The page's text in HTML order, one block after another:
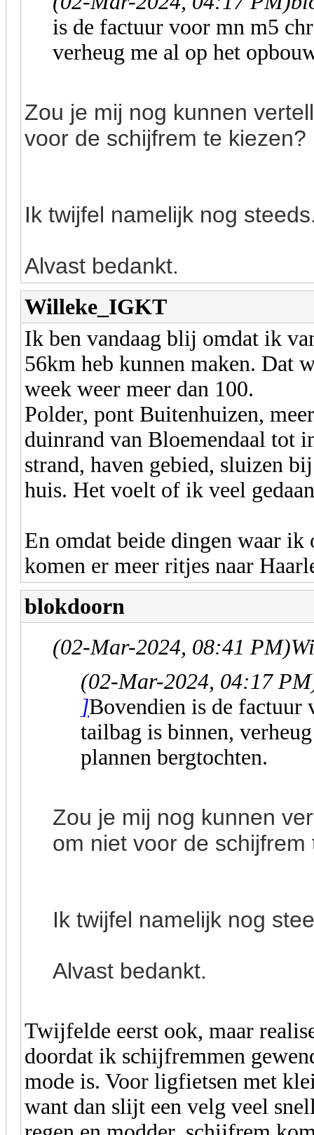
is de factuur voor mn m5
verheug me al op het
Zou je mij nog kunnen
voor de schijfrem te kiezen?
Ik twijfel namelijk nog
Alvast bedankt.
Willeke_IGKT
Ik ben vandaag blij omdat ik
56km heb kunnen maken. Dat
week weer meer dan 100.
Polder, pont Buitenhuizen,
duinrand van Bloemendaal tot
strand, haven gebied, sluizen
huis. Het voelt of ik veel
En omdat beide dingen waar
komen er meer ritjes naar
blokdoorn
(02-Mar-2024, 08:41 PM)
(02-Mar-2024, 04:17
]Bovendien is de factuur
tailbag is binnen,
plannen bergtochten.
Zou je mij nog kunnen
om niet voor de schijfrem
Ik twijfel namelijk nog
Alvast bedankt.
Twijfelde eerst ook, maar
doordat ik schijfremmen
mode is. Voor ligfietsen met
want dan slijt een velg veel